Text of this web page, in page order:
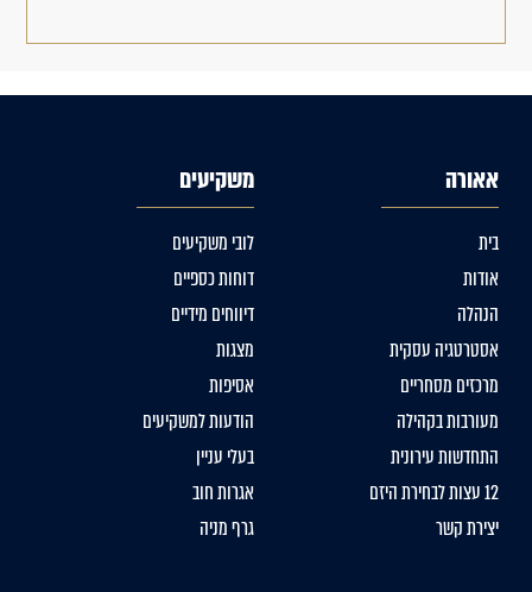
אאורה
בית
אודות
הנהלה
אסטרטגיה עסקית
מרכזים מסחריים
מעורבות בקהילה
התחדשות עירונית
12 עצות לבחירת היזם
יצירת קשר
משקיעים
לובי משקיעים
דוחות כספיים
דיווחים מידיים
מצגות
אסיפות
הודעות למשקיעים
בעלי עניין
אגרות חוב
גרף מניה